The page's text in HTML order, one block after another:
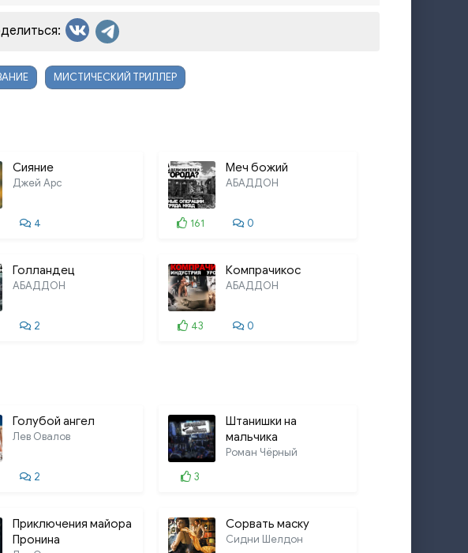
МИСТИЧЕСКИЙ ТРИЛЛЕР
Сияние
Джей Арс
4
Меч божий
АБАДДОН
161 0
Голландец
АБАДДОН
2
Компрачикос
АБАДДОН
43 0
Голубой ангел
Лев Овалов
2
Штанишки на
мальчика
Роман Чёрный
3
Приключения майора
Пронина
Сорвать маску
Сидни Шелдон